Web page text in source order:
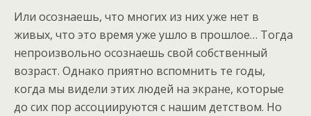
Или осознаешь, что многих из них уже нет в
живых, что это время уже ушло в прошлое… Тогда
непроизвольно осознаешь свой собственный
возраст. Однако приятно вспомнить те годы,
когда мы видели этих людей на экране, которые
до сих пор ассоциируются с нашим детством. Но